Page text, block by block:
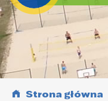
Strona główna